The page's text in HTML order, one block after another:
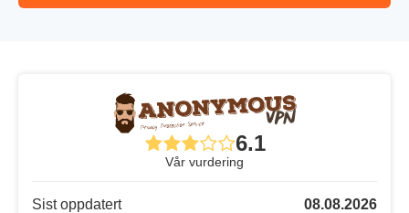
6.1
Vår vurdering
Sist oppdatert 08.08.2026